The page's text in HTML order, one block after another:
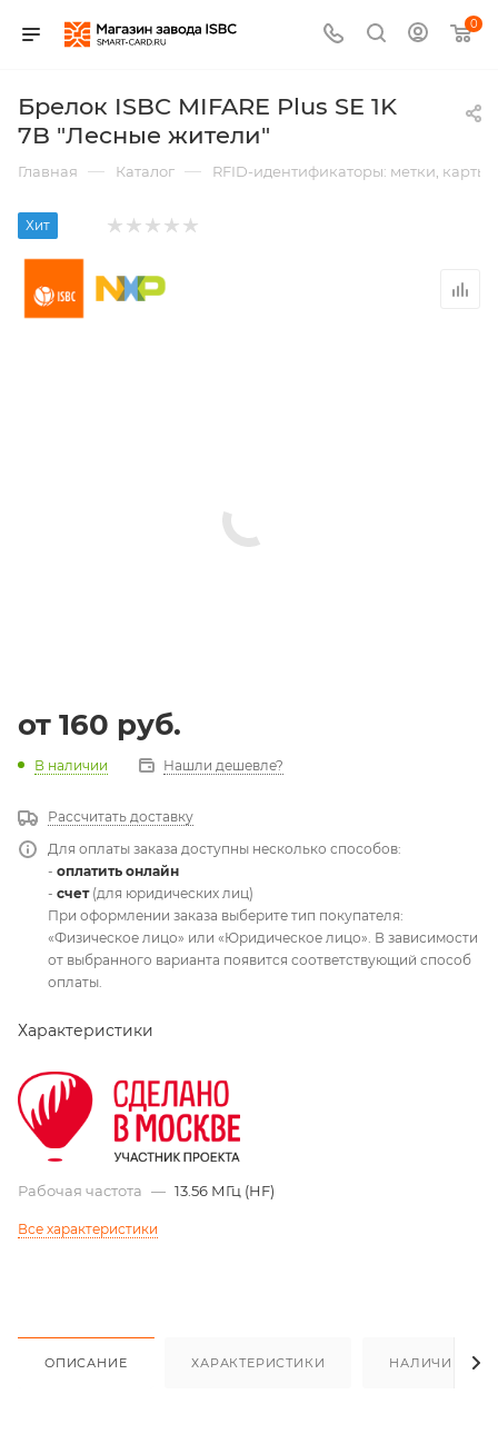
0
Брелок ISBC MIFARE Plus SE 1K
7B "Лесные жители"
Главная — Каталог — RFID-идентификаторы: метки,
Хит
от 160 руб.
В наличии Нашли дешевле?
Рассчитать доставку
Для оплаты заказа доступны несколько способов:
- оплатить онлайн
- счет(для юридических лиц)
При оформлении заказа выберите тип покупателя:
«Физическое лицо» или «Юридическое лицо». В зависимости
от выбранного варианта появится соответствующий способ
оплаты.
Характеристики
Рабочая частота — 13.56 МГц (HF)
Все характеристики
ОПИСАНИЕ ХАРАКТЕРИСТИКИ НАЛИЧИЕ